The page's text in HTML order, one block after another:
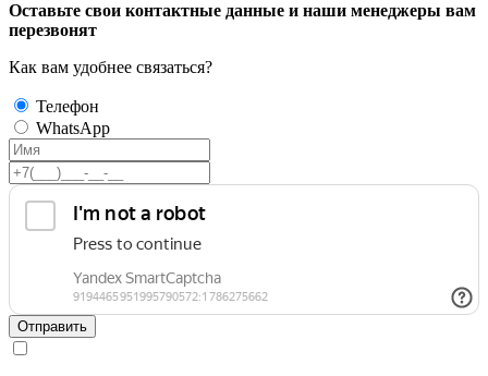
Оставьте свои контактные данные и наши менеджеры вам
перезвонят
Как вам удобнее связаться?
Телефон
WhatsApp
Отправить